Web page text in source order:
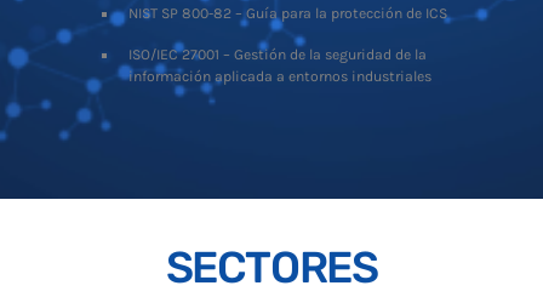
NIST SP 800-82 – Guía para la protección de ICS
ISO/IEC 27001 – Gestión de la seguridad de la
información aplicada a entornos industriales
SECTORES